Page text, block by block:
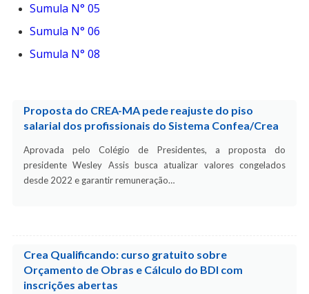
Sumula N° 05
Sumula N° 06
Sumula N° 08
Proposta do CREA-MA pede reajuste do piso
salarial dos profissionais do Sistema Confea/Crea
Aprovada pelo Colégio de Presidentes, a proposta do
presidente Wesley Assis busca atualizar valores congelados
desde 2022 e garantir remuneração…
Crea Qualificando: curso gratuito sobre
Orçamento de Obras e Cálculo do BDI com
inscrições abertas